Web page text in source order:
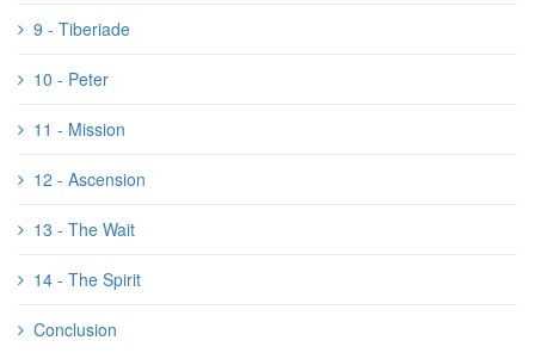
9 - Tiberiade
10 - Peter
11 - Mission
12 - Ascension
13 - The Wait
14 - The Spirit
Conclusion